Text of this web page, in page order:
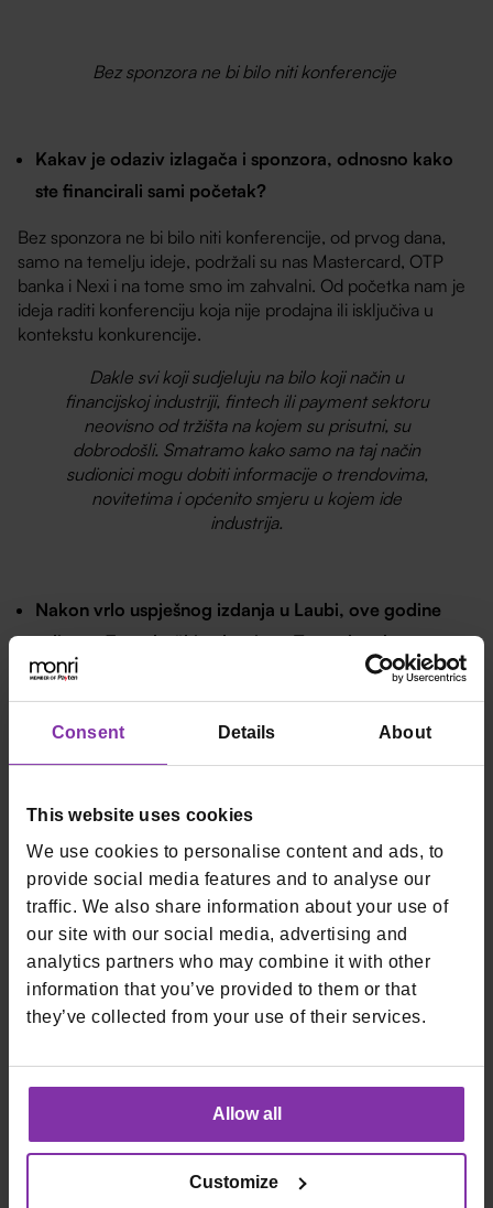
Consent Details About
This website uses cookies
We use cookies to personalise content and ads, to
provide social media features and to analyse our
traffic. We also share information about your use of
our site with our social media, advertising and
analytics partners who may combine it with other
information that you’ve provided to them or that
they’ve collected from your use of their services.
Allow all
Customize
Bez sponzora ne bi bilo niti konferencije
Kakav je odaziv izlagača i sponzora, odnosno kako
ste financirali sami početak?
Bez sponzora ne bi bilo niti konferencije, od prvog dana,
samo na temelju ideje, podržali su nas Mastercard, OTP
banka i Nexi i na tome smo im zahvalni. Od početka nam je
ideja raditi konferenciju koja nije prodajna ili isključiva u
kontekstu konkurencije.
Dakle svi koji sudjeluju na bilo koji način u
financijskoj industriji, fintech ili payment sektoru
neovisno od tržišta na kojem su prisutni, su
dobrodošli. Smatramo kako samo na taj način
sudionici mogu dobiti informacije o trendovima,
novitetima i općenito smjeru u kojem ide
industrija.
Nakon vrlo uspješnog izdanja u Laubi, ove godine
selite na Zagrebački velesajam. To su dva dosta
različita prostora, Lauba kao urbani umjetnički
prostor i ZV kao sajamska hala. Je li razlog samo
brojnost sudionika, odnosno kapaciteti prostora ili
ima i drugih kriterija koji su utjecali na taj odabir – što
U Zagrebu je izbor prostora koji mogu ugostiti više od
2.000 sudionika vrlo mali, pa je Velesajam logičan izbor.
Lauba je savršen prostor, baš zbog tog nekog umjetničkog
štiha koji daje poseban osjećaj, međutim za našu ambiciju
nedovoljnog kapaciteta.
Logistički je Velesajam za nas puno zahtjevniji
biti zadovoljni transformacijom jednog
izložbenog prostora u prostor za druženje i
predavanja.